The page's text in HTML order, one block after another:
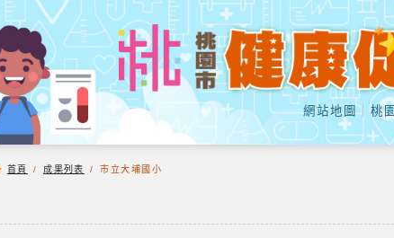
網站地圖｜ 桃
首頁 /成果列表 / 市立大埔國小